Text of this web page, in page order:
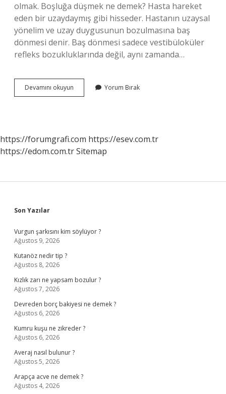
olmak. Boşluğa düşmek ne demek? Hasta hareket
eden bir uzaydaymış gibi hisseder. Hastanın uzaysal
yönelim ve uzay duygusunun bozulmasına baş
dönmesi denir. Baş dönmesi sadece vestibüloküler
refleks bozukluklarında değil, aynı zamanda…
Devamını okuyun
Düşmek
Yorum Bırak
https://forumgrafi.com https://esev.com.tr
https://edom.com.trSitemap
Sidebar
Son Yazılar
Vurgun şarkısını kim söylüyor ?
Ağustos 9, 2026
Kutanöz nedir tip ?
Ağustos 8, 2026
Kızlık zarı ne yapsam bozulur ?
Ağustos 7, 2026
Devreden borç bakiyesi ne demek ?
Ağustos 6, 2026
Kumru kuşu ne zikreder ?
Ağustos 6, 2026
Averaj nasıl bulunur ?
Ağustos 5, 2026
Arapça acve ne demek ?
Ağustos 4, 2026